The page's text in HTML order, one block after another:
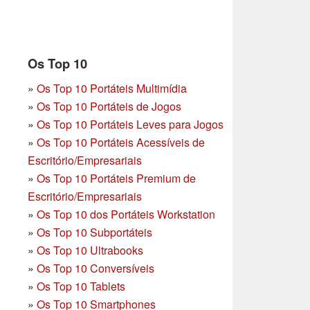
Os Top 10
» Os Top 10 Portáteis Multimídia
» Os Top 10 Portáteis de Jogos
» Os Top 10 Portáteis Leves para Jogos
» Os Top 10 Portáteis Acessíveis de
Escritório/Empresariais
» Os Top 10 Portáteis Premium de
Escritório/Empresariais
» Os Top 10 dos Portáteis Workstation
» Os Top 10 Subportáteis
» Os Top 10 Ultrabooks
» Os Top 10 Conversíveis
» Os Top 10 Tablets
» Os Top 10 Smartphones